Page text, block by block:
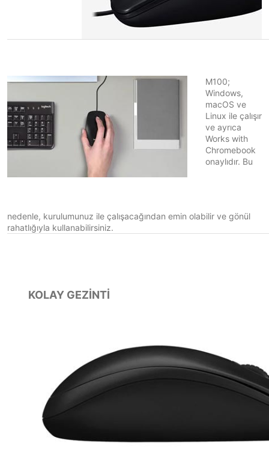
M100;
Windows,
macOS ve
Linux ile çalışır
ve ayrıca
Works with
Chromebook
onaylıdır. Bu
nedenle, kurulumunuz ile çalışacağından emin olabilir ve gönül
rahatlığıyla kullanabilirsiniz.
KOLAY GEZİNTİ